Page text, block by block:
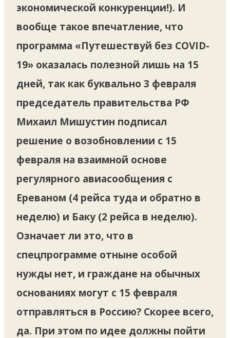
экономической конкуренции!). И
вообще такое впечатление, что
программа «Путешествуй без COVID-
19» оказалась полезной лишь на 15
дней, так как буквально 3 февраля
председатель правительства РФ
Михаил Мишустин подписал
решение о возобновлении с 15
февраля на взаимной основе
регулярного авиасообщения с
Ереваном (4 рейса туда и обратно в
неделю) и Баку (2 рейса в неделю).
Означает ли это, что в
спецпрограмме отныне особой
нужды нет, и граждане на обычных
основаниях могут с 15 февраля
отправляться в Россию? Скорее всего,
да. При этом по идее должны пойти